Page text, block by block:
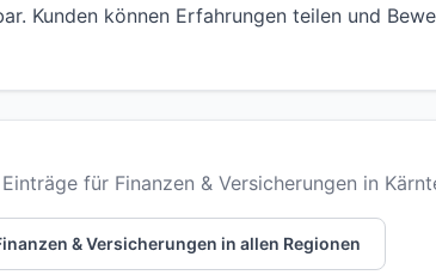
Kunden können Erfahrungen teilen und
für Finanzen & Versicherungen in
& Versicherungen in allen Regionen